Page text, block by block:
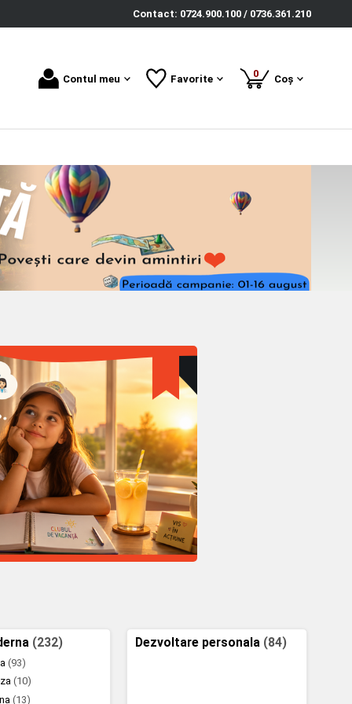
Contact: 0724.900.100 / 0736.361.210
Contul meu Favorite 0produse
Coș
(232)
(93)
(10)
(13)
Dezvoltare personala (84)